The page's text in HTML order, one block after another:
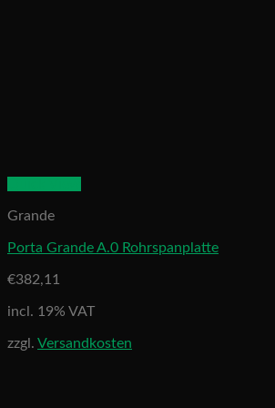
Grande
Porta Grande A.0 Rohrspanplatte
€382,11
incl. 19% VAT
zzgl. Versandkosten